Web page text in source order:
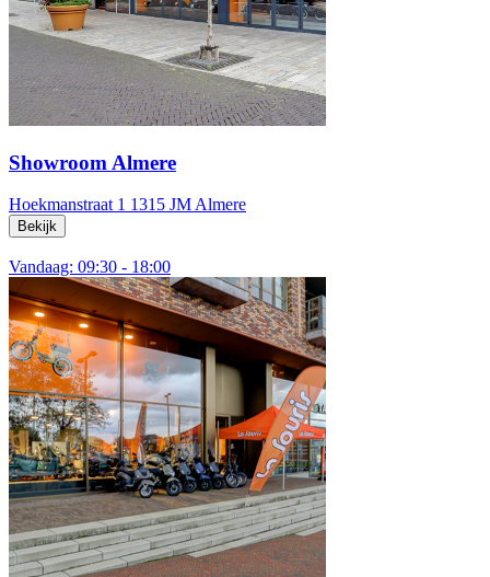
Showroom Almere
Hoekmanstraat 1 1315 JM Almere
Bekijk
Vandaag: 09:30 - 18:00